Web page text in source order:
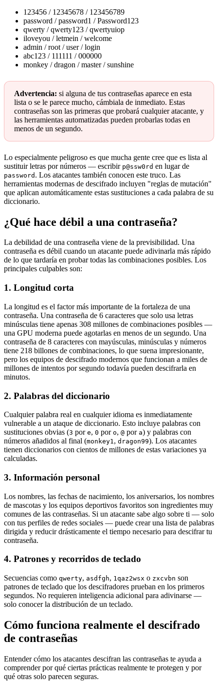
123456 / 12345678 / 123456789
password / password1 / Password123
qwerty / qwerty123 / qwertyuiop
iloveyou / letmein / welcome
admin / root / user / login
abc123 / 111111 / 000000
monkey / dragon / master / sunshine
Advertencia: si alguna de tus contraseñas aparece en esta
lista o se le parece mucho, cámbiala de inmediato. Estas
contraseñas son las primeras que probará cualquier atacante, y
las herramientas automatizadas pueden probarlas todas en
menos de un segundo.
Lo especialmente peligroso es que mucha gente cree que es lista al
sustituir letras por números — escribir p@ssw0rd en lugar de
password . Los atacantes también conocen este truco. Las
herramientas modernas de descifrado incluyen "reglas de mutación"
que aplican automáticamente estas sustituciones a cada palabra de su
diccionario.
¿Qué hace débil a una contraseña?
La debilidad de una contraseña viene de la previsibilidad. Una
contraseña es débil cuando un atacante puede adivinarla más rápido
de lo que tardaría en probar todas las combinaciones posibles. Los
principales culpables son:
1. Longitud corta
La longitud es el factor más importante de la fortaleza de una
contraseña. Una contraseña de 6 caracteres que solo usa letras
minúsculas tiene apenas 308 millones de combinaciones posibles —
una GPU moderna puede agotarlas en menos de un segundo. Una
contraseña de 8 caracteres con mayúsculas, minúsculas y números
tiene 218 billones de combinaciones, lo que suena impresionante,
pero los equipos de descifrado modernos que funcionan a miles de
millones de intentos por segundo todavía pueden descifrarla en
minutos.
2. Palabras del diccionario
Cualquier palabra real en cualquier idioma es inmediatamente
vulnerable a un ataque de diccionario. Esto incluye palabras con
sustituciones obvias (3 por e, 0 por o, @ por a) y palabras con
números añadidos al final (monkey1, dragon99). Los atacantes
tienen diccionarios con cientos de millones de estas variaciones ya
calculadas.
3. Información personal
Los nombres, las fechas de nacimiento, los aniversarios, los nombres
de mascotas y los equipos deportivos favoritos son ingredientes muy
comunes de las contraseñas. Si un atacante sabe algo sobre ti — solo
con tus perfiles de redes sociales — puede crear una lista de palabras
dirigida y reducir drásticamente el tiempo necesario para descifrar tu
contraseña.
4. Patrones y recorridos de teclado
Secuencias como qwerty, asdfgh, 1qaz2wsx o zxcvbn son
patrones de teclado que los descifradores prueban en los primeros
segundos. No requieren inteligencia adicional para adivinarse —
solo conocer la distribución de un teclado.
Cómo funciona realmente el descifrado
de contraseñas
Entender cómo los atacantes descifran las contraseñas te ayuda a
comprender por qué ciertas prácticas realmente te protegen y por
qué otras solo parecen seguras.